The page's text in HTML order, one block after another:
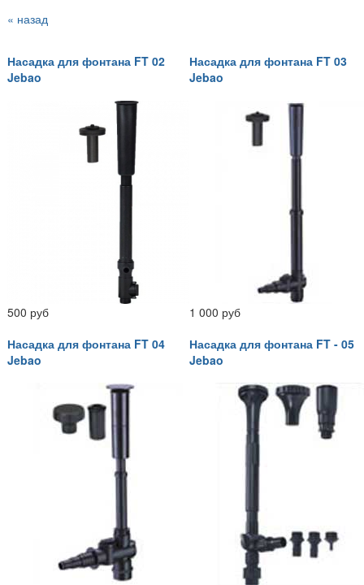
« назад
Насадка для фонтана FT 02
Jebao
500 руб
Насадка для фонтана FT 03
Jebao
1 000 руб
Насадка для фонтана FT 04
Jebao
Насадка для фонтана FT - 05
Jebao